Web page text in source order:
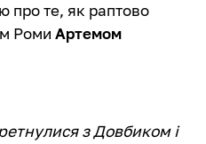
про те, як раптово
Роми Артемом
з Довбиком і